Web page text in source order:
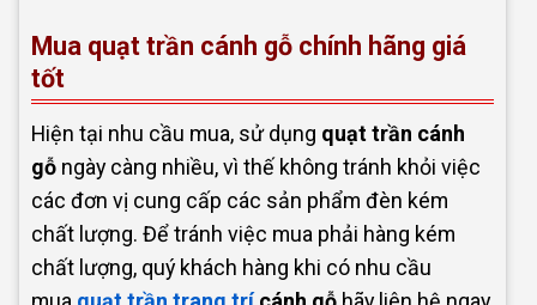
Mua quạt trần cánh gỗ chính hãng giá
tốt
Hiện tại nhu cầu mua, sử dụng quạt trần cánh
gỗ ngày càng nhiều, vì thế không tránh khỏi việc
các đơn vị cung cấp các sản phẩm đèn kém
chất lượng. Để tránh việc mua phải hàng kém
chất lượng, quý khách hàng khi có nhu cầu